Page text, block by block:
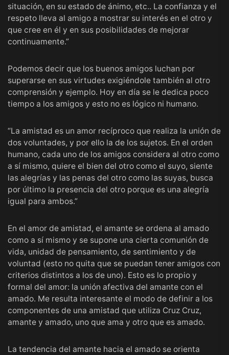
situación, en su estado de ánimo, etc.. La confianza y el
respeto lleva al amigo a mostrar su interés en el otro y
que cree en él y en sus posibilidades de mejorar
continuamente.”
Podemos decir que los buenos amigos luchan por
superarse en sus virtudes exigiéndole también al otro
comprensión y ejemplo. Hoy en día se le dedica poco
tiempo a los amigos y esto no es lógico ni humano.
“La amistad es un amor recíproco que realiza la unión de
dos voluntades, y por ello la de los sujetos. En el orden
humano, cada uno de los amigos considera al otro como
a sí mismo, quiere el bien del otro como el suyo, siente
las alegrías y las penas del otro como las suyas, busca
por último la presencia del otro porque es una alegría
igual para ambos.”
En el amor de amistad, el amante se ordena al amado
como a sí mismo y se supone una cierta comunión de
vida, unidad de pensamiento, de sentimiento y de
voluntad (esto no quita que se puedan tener amigos con
criterios distintos a los de uno). Esto es lo propio y
formal del amor: la unión afectiva del amante con el
amado. Me resulta interesante el modo de definir a los
componentes de una amistad que utiliza Cruz Cruz,
amante y amado, uno que ama y otro que es amado.
La tendencia del amante hacia el amado se orienta